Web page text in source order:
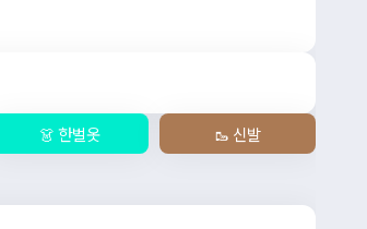
👗 한벌옷 🥾 신발